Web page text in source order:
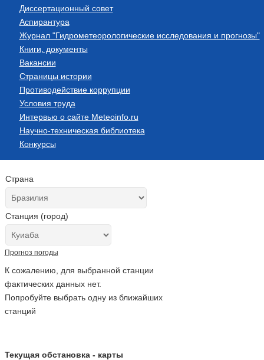
Диссертационный совет
Аспирантура
Журнал "Гидрометеорологические исследования и прогнозы"
Книги, документы
Вакансии
Страницы истории
Противодействие коррупции
Условия труда
Интервью о сайте Meteoinfo.ru
Научно-техническая библиотека
Конкурсы
Страна
Станция (город)
Прогноз погоды
К сожалению, для выбранной станции
фактических данных нет.
Попробуйте выбрать одну из ближайших
станций
Текущая обстановка - карты